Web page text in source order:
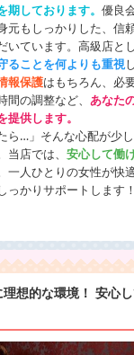
しております。 優良
元もしっかりした、信
いています。高級店とし
ることを何よりも重視
報保護はもちろん、必
の調整など、 あなた
供します。
ら…」そんな心配が少
店では、 安心して働
一人ひとりの女性が快
っかりサポートします！
想的な環境！ 安心